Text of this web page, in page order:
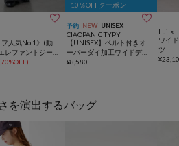

フ人気No.1》(動
レファントジー
ム
70%OFF)
10％OFFクーポン
予約 NEW UNISEX 
CIAOPANIC TYPY
【UNISEX】ベルト付きオ
ーバーダイ加工ワイドデニ
ムパンツ
¥8,580
Lui's
ワイ
ツ
¥
を演出するバッグ